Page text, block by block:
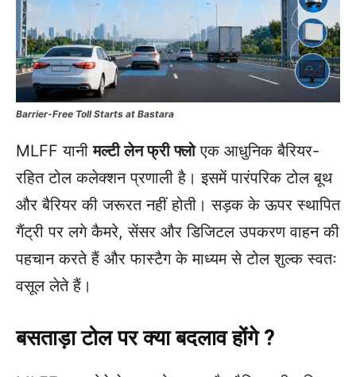
Barrier-Free Toll Starts at Bastara
MLFF यानीमल्टी लेन फ्री फ्लोएक आधुनिक बैरियर-
रहित टोल कलेक्शन प्रणाली है। इसमें पारंपरिक टोल बूथ
और बैरियर की जरूरत नहीं होती। सड़क के ऊपर स्थापित
गैंट्री पर लगे कैमरे, सेंसर और डिजिटल उपकरण वाहन की
पहचान करते हैं और फास्टैग के माध्यम से टोल शुल्क स्वतः
वसूल लेते हैं।
बसताड़ा टोल पर क्या बदलाव होंगे ?